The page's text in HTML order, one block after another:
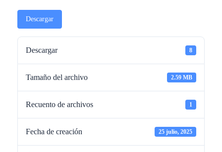
Descargar
Descargar 8
Tamaño del archivo 2.59 MB
Recuento de archivos 1
Fecha de creación 25 julio, 2025